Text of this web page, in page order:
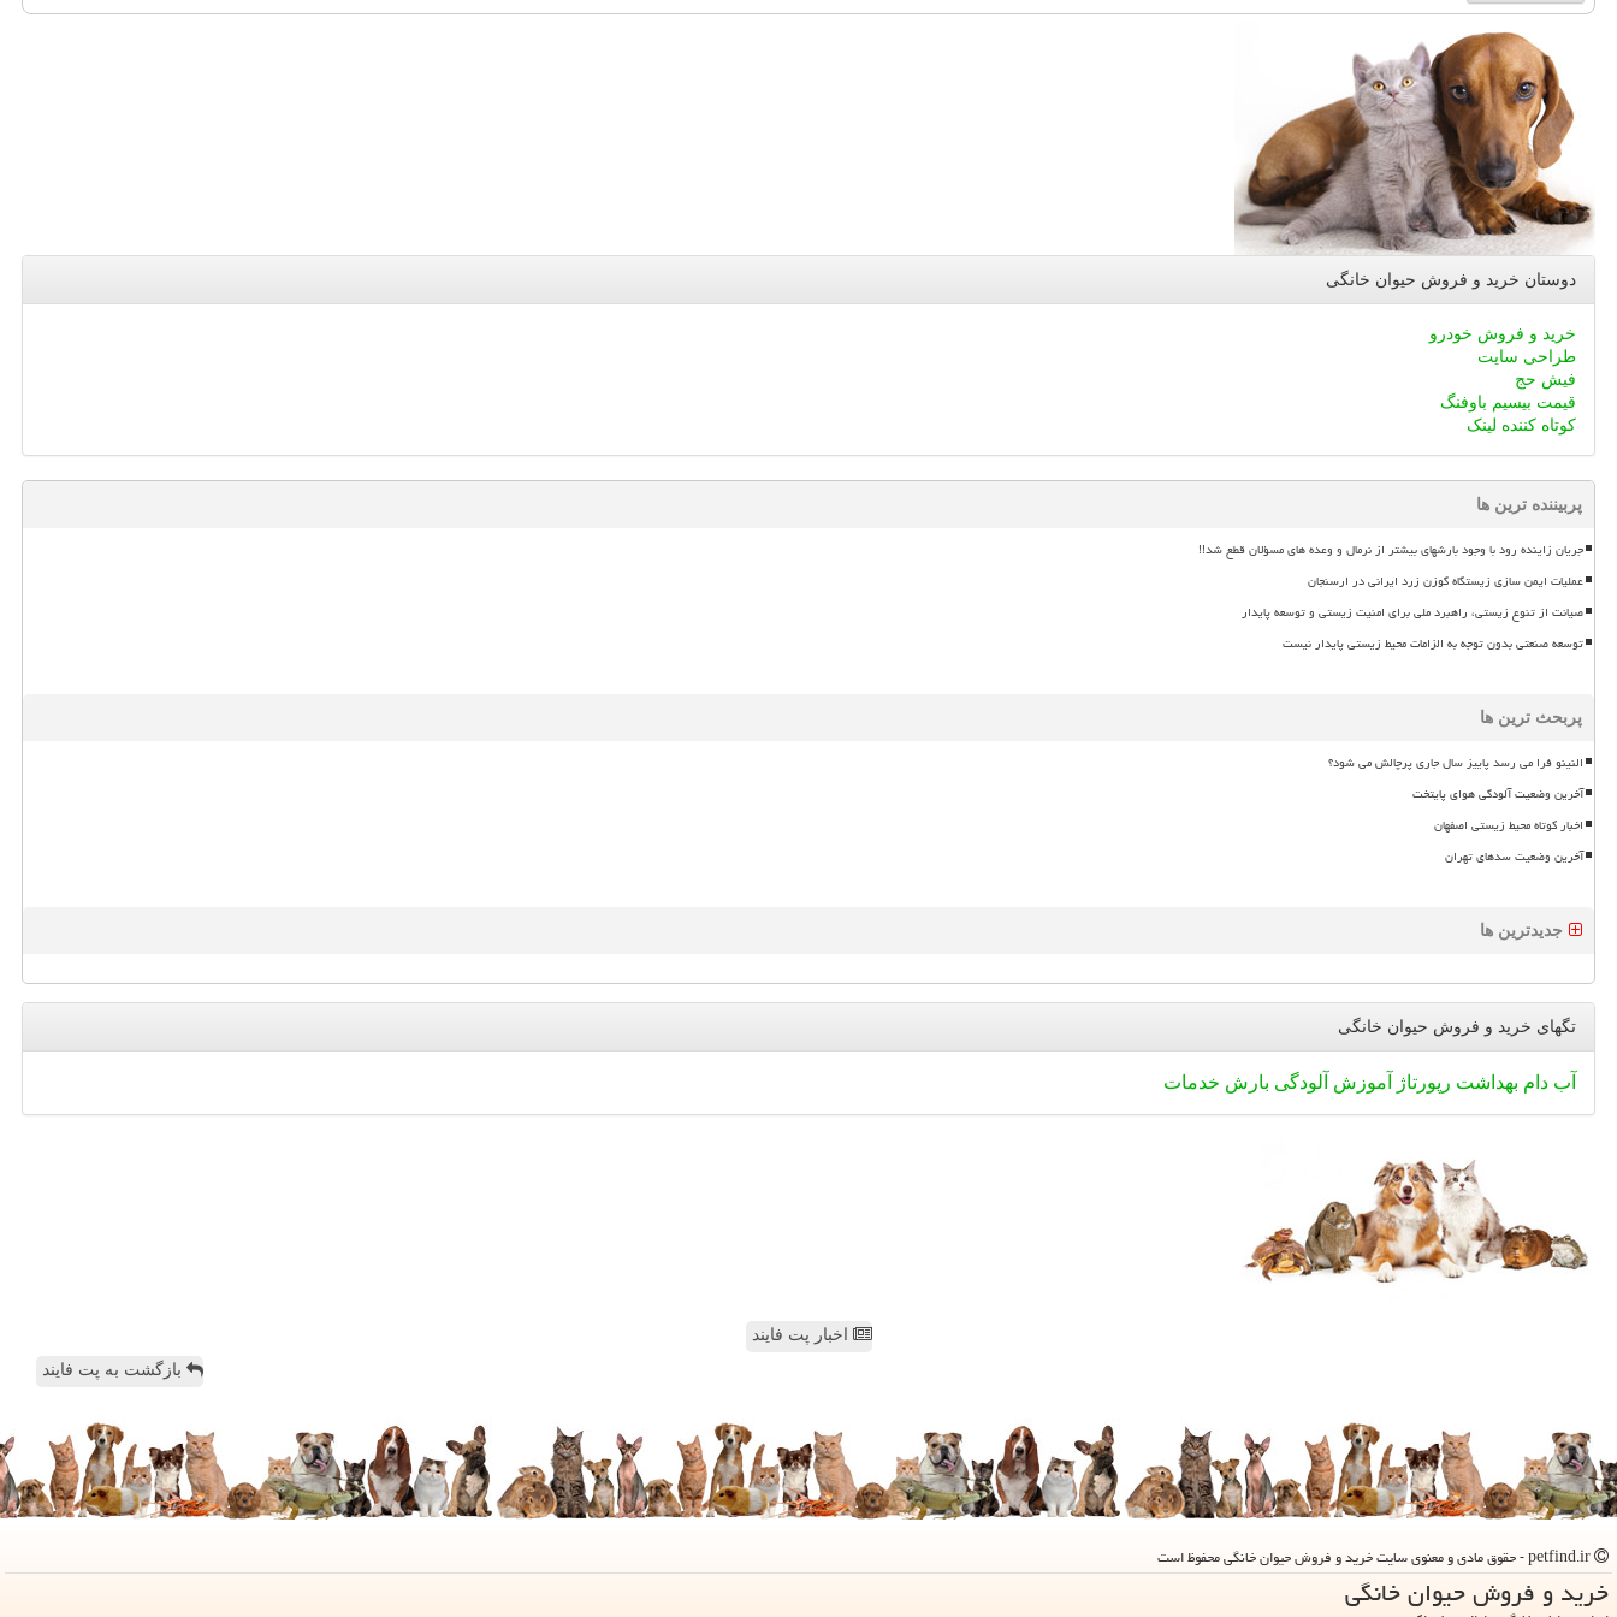
دوستان خرید و فروش حیوان خانگی
خرید و فروش خودرو
طراحی سایت
فیش حج
قیمت بیسیم باوفنگ
کوتاه کننده لینک
پربیننده ترین ها
جریان زاینده رود با وجود بارشهای بیشتر از نرمال و وعده های مسؤلان قطع شد!!
عملیات ایمن سازی زیستگاه گوزن زرد ایرانی در ارسنجان
صیانت از تنوع زیستی، راهبرد ملی برای امنیت زیستی و توسعه پایدار
توسعه صنعتی بدون توجه به الزامات محیط زیستی پایدار نیست
پربحث ترین ها
النینو فرا می رسد پاییز سال جاری پرچالش می شود؟
آخرین وضعیت آلودگی هوای پایتخت
اخبار کوتاه محیط زیستی اصفهان
آخرین وضعیت سدهای تهران
جدیدترین ها
تگهای خرید و فروش حیوان خانگی
آب دام بهداشت رپورتاژ آموزش آلودگی بارش خدمات
اخبار پت فایند
بازگشت به پت فایند
خرید و فروش حیوان خانگی